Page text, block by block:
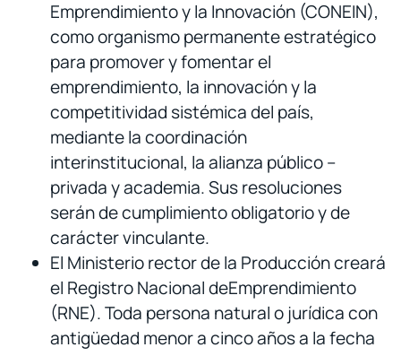
Emprendimiento y la Innovación (CONEIN),
como organismo permanente estratégico
para promover y fomentar el
emprendimiento, la innovación y la
competitividad sistémica del país,
mediante la coordinación
interinstitucional, la alianza público –
privada y academia. Sus resoluciones
serán de cumplimiento obligatorio y de
carácter vinculante.
El Ministerio rector de la Producción creará
el Registro Nacional deEmprendimiento
(RNE). Toda persona natural o jurídica con
antigüedad menor a cinco años a la fecha